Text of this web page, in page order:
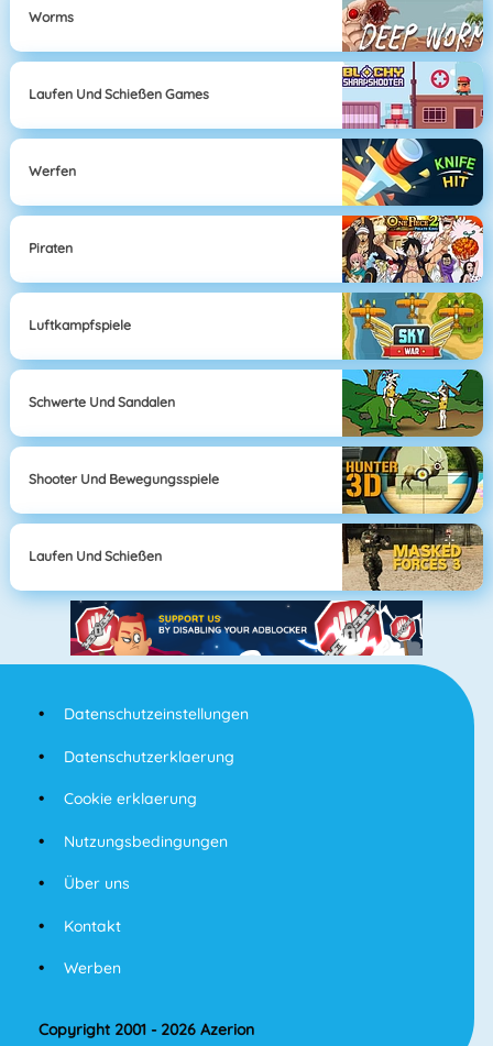
Worms
Laufen Und Schießen Games
Werfen
Piraten
Luftkampfspiele
Schwerte Und Sandalen
Shooter Und Bewegungsspiele
Laufen Und Schießen
Datenschutzeinstellungen
Datenschutzerklaerung
Cookie erklaerung
Nutzungsbedingungen
Über uns
Kontakt
Werben
Copyright 2001 - 2026 Azerion